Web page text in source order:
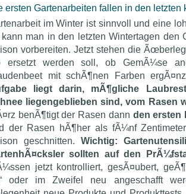
ersten Gartenarbeiten fallen in den letzten
im Winter ist sinnvoll und eine
man in den letzten Wintertagen den
vorbereiten. Jetzt stehen die
ersetzt werden soll, ob GemÃ¼se
mit schÃ¶nen Farben
liegt darin, mÃ¶gliche
liegengeblieben sind, vom Rasen
benÃ¶tigt der Rasen dann den ersten
der Rasen hÃ¶her als fÃ¼nf
geschnitten. Wichtig:
sollten auf den
jetzt kontrolliert, gesÃ¤ubert,
oder im Zweifel neu angeschafft